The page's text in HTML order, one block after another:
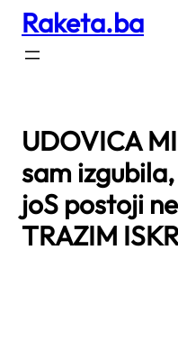
Skip
content
Raketa.ba
UDOVICA
sam
joS postoji
TRAZIM